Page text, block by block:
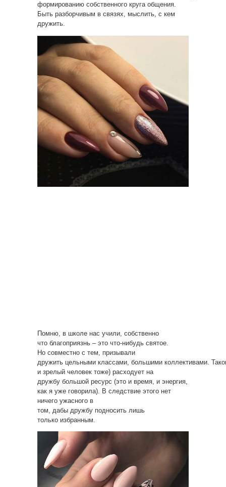
формированию собственного круга общения.
Быть разборчивым в связях, мыслить, с кем
дружить.
Помню, в школе нас учили, собственно
что благоприязнь – это что-нибудь святое.
Но совместно с тем, призывали
дружить цельными классами, большими коллективами.
и зрелый человек тоже) расходует на
дружбу большой ресурс (это и время, и энергия,
как я уже говорила). В следствие этого нет
ничего ужасного в
том, дабы дружбу подносить лишь
только избранным.